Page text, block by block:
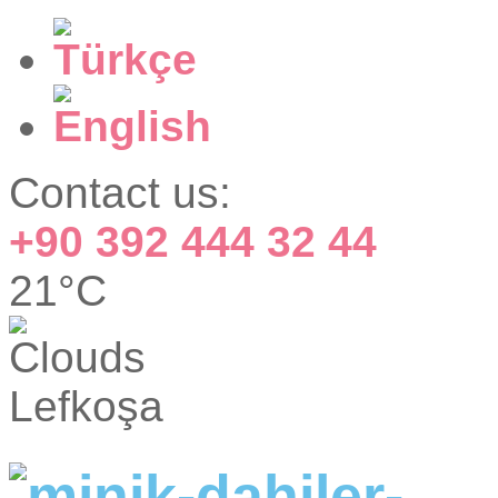
Contact us:
+90 392 444 32 44
21°C
Lefkoşa